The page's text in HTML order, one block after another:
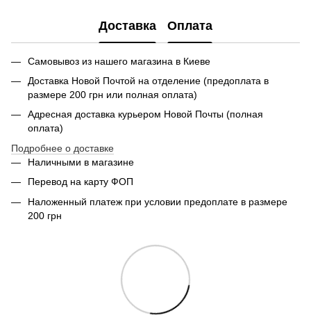
Доставка Оплата
Самовывоз из нашего магазина в Киеве
Доставка Новой Почтой на отделение (предоплата в
размере 200 грн или полная оплата)
Адресная доставка курьером Новой Почты (полная
оплата)
Подробнее о доставке
Наличными в магазине
Перевод на карту ФОП
Наложенный платеж при условии предоплате в размере
200 грн